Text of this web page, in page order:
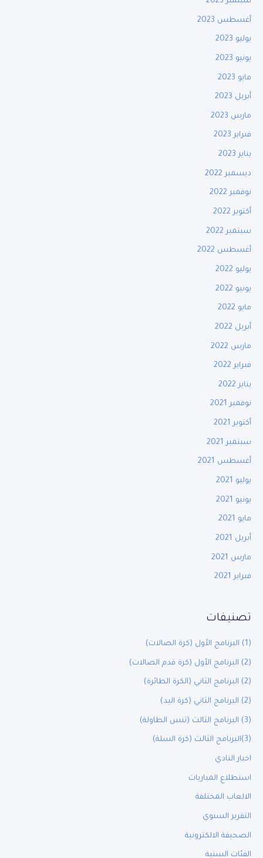
أغسطس 2023
يوليو 2023
يونيو 2023
مايو 2023
أبريل 2023
مارس 2023
فبراير 2023
يناير 2023
ديسمبر 2022
نوفمبر 2022
أكتوبر 2022
سبتمبر 2022
أغسطس 2022
يوليو 2022
يونيو 2022
مايو 2022
أبريل 2022
مارس 2022
فبراير 2022
يناير 2022
نوفمبر 2021
أكتوبر 2021
سبتمبر 2021
أغسطس 2021
يوليو 2021
يونيو 2021
مايو 2021
أبريل 2021
مارس 2021
فبراير 2021
تصنيفات
اخبار النادي
استطلاع المباريات
الالعاب المختلفة
التقرير السنوي
الصحيفة الالكترونية
الفئات السنية